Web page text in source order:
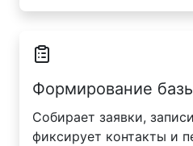
Формирование
Собирает заявки,
фиксирует контакты и